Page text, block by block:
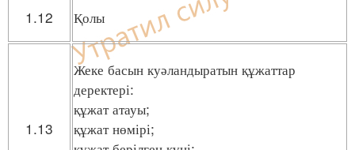
1.12 Қолы
1.13
Жеке басын куәландыратын құжаттар
деректері:
құжат атауы;
құжат нөмірі;